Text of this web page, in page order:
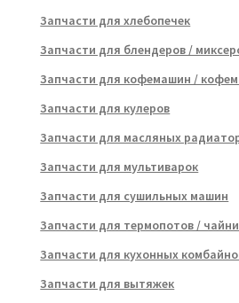
Запчасти для хлебопечек
Запчасти для блендеров /
Запчасти для кофемашин /
Запчасти для кулеров
Запчасти для масляных
Запчасти для мультиварок
Запчасти для сушильных машин
Запчасти для термопотов /
Запчасти для кухонных
Запчасти для вытяжек